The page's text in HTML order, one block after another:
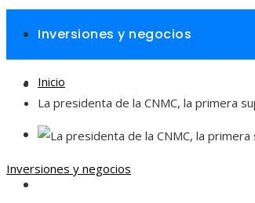
Inversiones y negocios
Responsabilidad social
Cultura y ocio
Inicio
La presidenta de la CNMC, la primera
Inversiones y negocios